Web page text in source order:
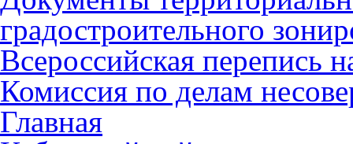
градостроительного
Всероссийская перепись
Комиссия по делам
Главная